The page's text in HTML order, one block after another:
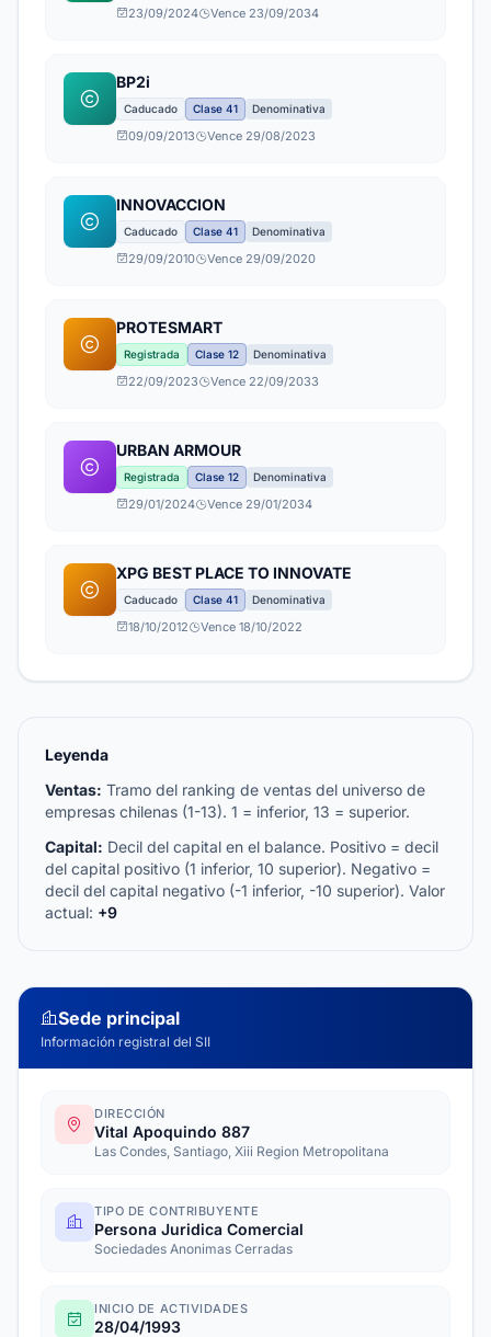
23/09/2024 Vence 23/09/2034
BP2i
Caducado Clase 41 Denominativa
09/09/2013 Vence 29/08/2023
INNOVACCION
Caducado Clase 41 Denominativa
29/09/2010 Vence 29/09/2020
PROTESMART
Registrada Clase 12 Denominativa
22/09/2023 Vence 22/09/2033
URBAN ARMOUR
Registrada Clase 12 Denominativa
29/01/2024 Vence 29/01/2034
XPG BEST PLACE TO INNOVATE
Caducado Clase 41 Denominativa
18/10/2012 Vence 18/10/2022
Leyenda
Ventas: Tramo del ranking de ventas del universo de
empresas chilenas (1-13). 1 = inferior, 13 = superior.
Capital: Decil del capital en el balance. Positivo = decil
del capital positivo (1 inferior, 10 superior). Negativo =
decil del capital negativo (-1 inferior, -10 superior). Valor
actual: +9
Sede principal
Información registral del SII
DIRECCIÓN
Vital Apoquindo 887
Las Condes, Santiago, Xiii Region Metropolitana
TIPO DE CONTRIBUYENTE
Persona Juridica Comercial
Sociedades Anonimas Cerradas
INICIO DE ACTIVIDADES
28/04/1993